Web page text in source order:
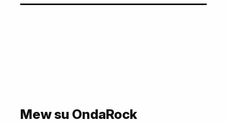
Mew su OndaRock